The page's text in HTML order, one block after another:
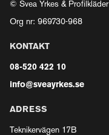
© Svea Yrkes & Profilkläder
Org nr: 969730-968
KONTAKT
08-520 422 10
info@sveayrkes.se
ADRESS
Teknikervägen 17B